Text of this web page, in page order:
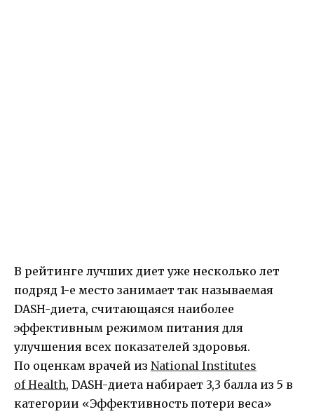
В рейтинге лучших диет уже несколько лет
подряд 1-е место занимает так называемая
DASH-диета, считающаяся наиболее
эффективным режимом питания для
улучшения всех показателей здоровья.
По оценкам врачей из National Institutes
of Health, DASH-диета набирает 3,3 балла из 5 в
категории «Эффективность потери веса»